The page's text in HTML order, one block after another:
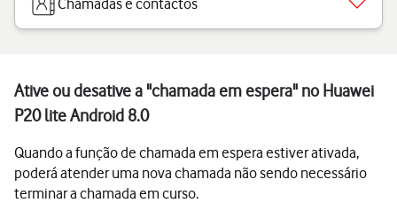
Chamadas e contactos
Ative ou desative a "chamada em espera" no Huawei
P20 lite Android 8.0
Quando a função de chamada em espera estiver ativada,
poderá atender uma nova chamada não sendo necessário
terminar a chamada em curso.